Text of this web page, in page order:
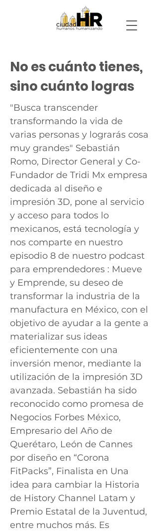
No es cuánto tienes,
sino cuánto logras
"Busca transcender
transformando la vida de
varias personas y lograrás cosa
muy grandes" Sebastián
Romo, Director General y Co-
Fundador de Tridi Mx empresa
dedicada al diseño e
impresión 3D, pone al servicio
y acceso para todos lo
mexicanos, está tecnología y
nos comparte en nuestro
episodio 8 de nuestro podcast
para emprendedores : Mueve
y Emprende, su deseo de
transformar la industria de la
manufactura en México, con el
objetivo de ayudar a la gente a
materializar sus ideas
eficientemente con una
inversión menor, mediante la
utilización de la impresión 3D
avanzada. Sebastián ha sido
reconocido como promesa de
Negocios Forbes México,
Empresario del Año de
Querétaro, León de Cannes
por diseño en “Corona
FitPacks”, Finalista en Una
idea para cambiar la Historia
de History Channel Latam y
Premio Estatal de la Juventud,
entre muchos más. Es